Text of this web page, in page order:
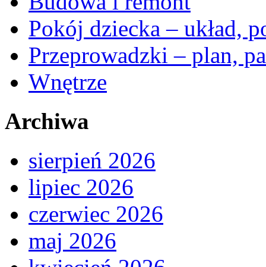
Pokój dziecka – układ,
Przeprowadzki – plan,
Wnętrze
Archiwa
sierpień 2026
lipiec 2026
czerwiec 2026
maj 2026